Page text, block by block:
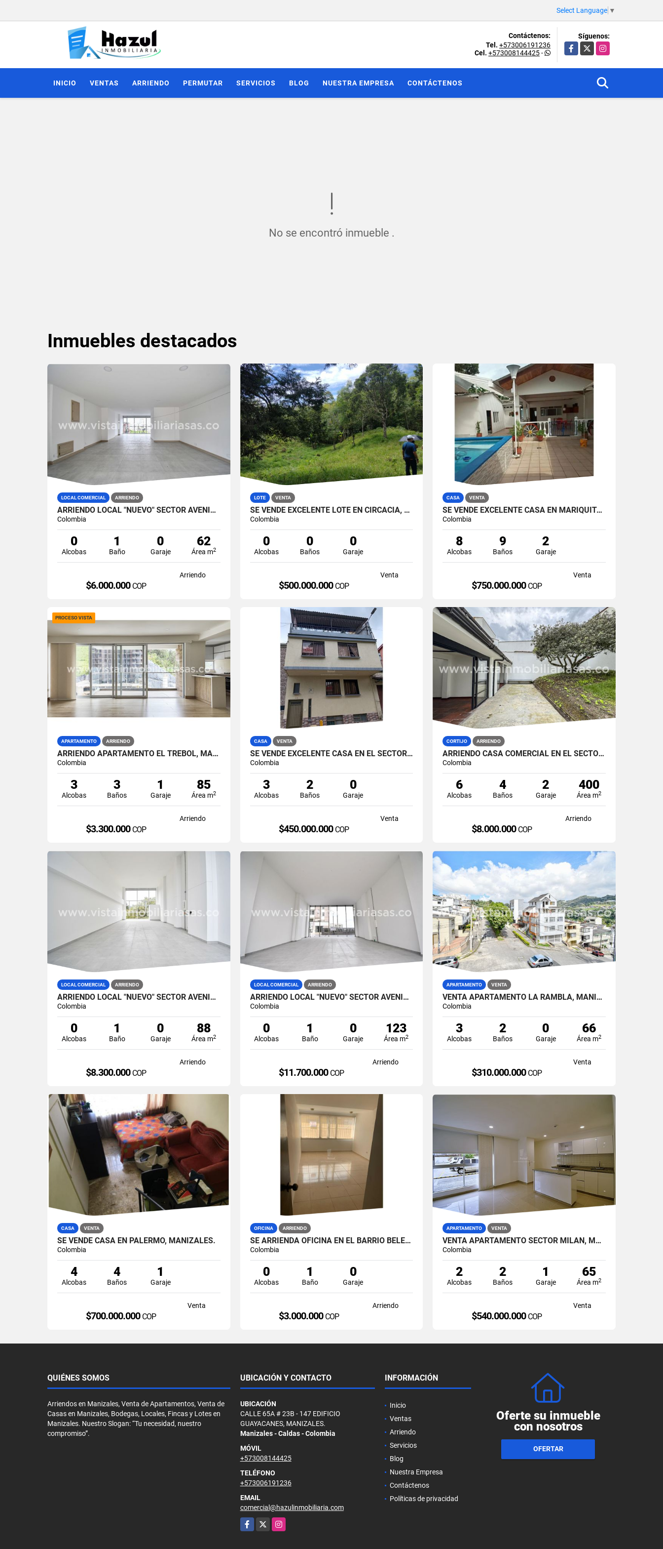
Select Language ▼
Contáctenos:
Tel. +573006191236
Cel. +573008144425-
Síguenos:
Facebook
X Instagram
INICIO VENTAS ARRIENDO PERMUTAR SERVICIOS BLOG NUESTRA EMPRESA CONTÁCTENOS
No se encontró inmueble .
Inmuebles destacados
LOCAL COMERCIAL ARRIENDO
ARRIENDO LOCAL "NUEVO" SECTOR AVENIDA SANTANDER, MANIZALES
Colombia
0
Alcobas
1
Baño
0
Garaje
62
Área m2
Arriendo
$6.000.000 COP
LOTE VENTA
SE VENDE EXCELENTE LOTE EN CIRCACIA, QUINDIO.
Colombia
0
Alcobas
0
Baños
0
Garaje
Venta
$500.000.000 COP
CASA VENTA
SE VENDE EXCELENTE CASA EN MARIQUITA, TOLIMA.
Colombia
8
Alcobas
9
Baños
2
Garaje
Venta
$750.000.000 COP
PROCESO VISTA
APARTAMENTO ARRIENDO
ARRIENDO APARTAMENTO EL TREBOL, MANIZALES
Colombia
3
Alcobas
3
Baños
1
Garaje
85
Área m2
Arriendo
$3.300.000 COP
CASA VENTA
SE VENDE EXCELENTE CASA EN EL SECTOR DE CHIPRE, MANIZALES.
Colombia
3
Alcobas
2
Baños
0
Garaje
Venta
$450.000.000 COP
CORTIJO ARRIENDO
ARRIENDO CASA COMERCIAL EN EL SECTOR DE PALERMO, MANIZALES
Colombia
6
Alcobas
4
Baños
2
Garaje
400
Área m2
Arriendo
$8.000.000 COP
LOCAL COMERCIAL ARRIENDO
ARRIENDO LOCAL "NUEVO" SECTOR AVENIDA SANTANDER, MANIZALES
Colombia
0
Alcobas
1
Baño
0
Garaje
88
Área m2
Arriendo
$8.300.000 COP
LOCAL COMERCIAL ARRIENDO
ARRIENDO LOCAL "NUEVO" SECTOR AVENIDA SANTANDER, MANIZALES
Colombia
0
Alcobas
1
Baño
0
Garaje
123
Área m2
Arriendo
$11.700.000 COP
APARTAMENTO VENTA
VENTA APARTAMENTO LA RAMBLA, MANIZALES
Colombia
3
Alcobas
2
Baños
0
Garaje
66
Área m2
Venta
$310.000.000 COP
CASA VENTA
SE VENDE CASA EN PALERMO, MANIZALES.
Colombia
4
Alcobas
4
Baños
1
Garaje
Venta
$700.000.000 COP
OFICINA ARRIENDO
SE ARRIENDA OFICINA EN EL BARRIO BELEN, MANIZALES.
Colombia
0
Alcobas
1
Baño
0
Garaje
Arriendo
$3.000.000 COP
APARTAMENTO VENTA
VENTA APARTAMENTO SECTOR MILÁN, MANIZALES
Colombia
2
Alcobas
2
Baños
1
Garaje
65
Área m2
Venta
$540.000.000 COP
QUIÉNES SOMOS
Arriendos en Manizales, Venta de Apartamentos, Venta de
Casas en Manizales, Bodegas, Locales, Fincas y Lotes en
Manizales. Nuestro Slogan: “Tu necesidad, nuestro
compromiso”.
UBICACIÓN Y CONTACTO
UBICACIÓN
CALLE 65A # 23B - 147 EDIFICIO
GUAYACANES, MANIZALES.
Manizales - Caldas - Colombia
MÓVIL
+573008144425
TELÉFONO
+573006191236
EMAIL
comercial@hazulinmobiliaria.com
Facebook
X Instagram
INFORMACIÓN
Inicio
Ventas
Arriendo
Servicios
Blog
Nuestra Empresa
Contáctenos
Políticas de privacidad
Oferte su inmueble
con nosotros
OFERTAR